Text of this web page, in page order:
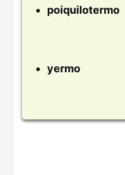
poiquilotermo
yermo